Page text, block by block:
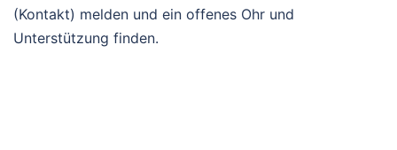
(Kontakt) melden und ein offenes Ohr und
Unterstützung finden.